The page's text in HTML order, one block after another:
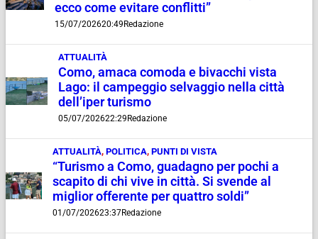
ecco come evitare conflitti”
15/07/202620:49Redazione
ATTUALITÀ
Como, amaca comoda e bivacchi vista
Lago: il campeggio selvaggio nella città
dell’iper turismo
05/07/202622:29Redazione
ATTUALITÀ, POLITICA, PUNTI DI VISTA
“Turismo a Como, guadagno per pochi a
scapito di chi vive in città. Si svende al
miglior offerente per quattro soldi”
01/07/202623:37Redazione